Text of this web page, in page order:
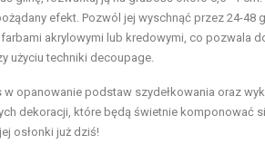
efekt. Pozwól jej wyschnąć przez 24-
akrylowymi lub kredowymi, co pozwala
użyciu techniki decoupage.
opanowanie podstaw szydełkowania oraz
dekoracji, które będą świetnie komponować
osłonki już dziś!